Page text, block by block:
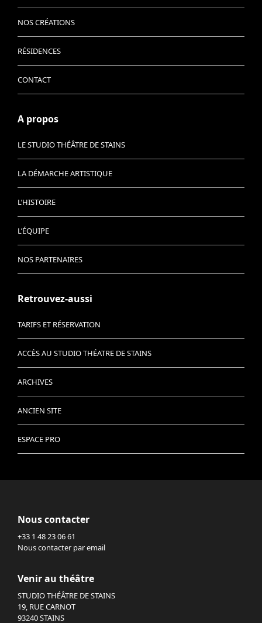
NOS CRÉATIONS
RÉSIDENCES
CONTACT
A propos
LE STUDIO THÉÂTRE DE STAINS
LA DÉMARCHE ARTISTIQUE
L’HISTOIRE
L’ÉQUIPE
NOS PARTENAIRES
Retrouvez-aussi
TARIFS ET RÉSERVATION
ACCÈS AU STUDIO THÉATRE DE STAINS
ARCHIVES
ANCIEN SITE
ESPACE PRO
Nous contacter
+33 1 48 23 06 61
Nous contacter par email
Venir au théâtre
STUDIO THÉÂTRE DE STAINS
19, RUE CARNOT
93240 STAINS